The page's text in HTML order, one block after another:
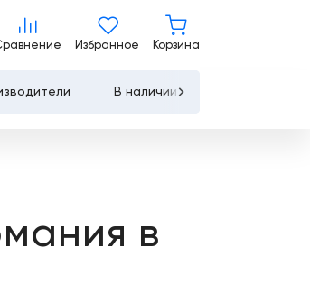
Льготное
Сравнение
Избранное Корзина
В наличии
в